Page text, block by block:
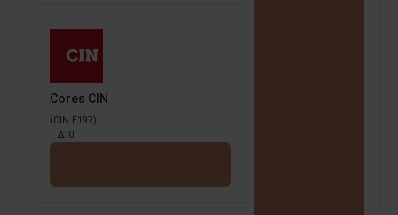
Cores CIN
(CIN E197)
Δ: 0